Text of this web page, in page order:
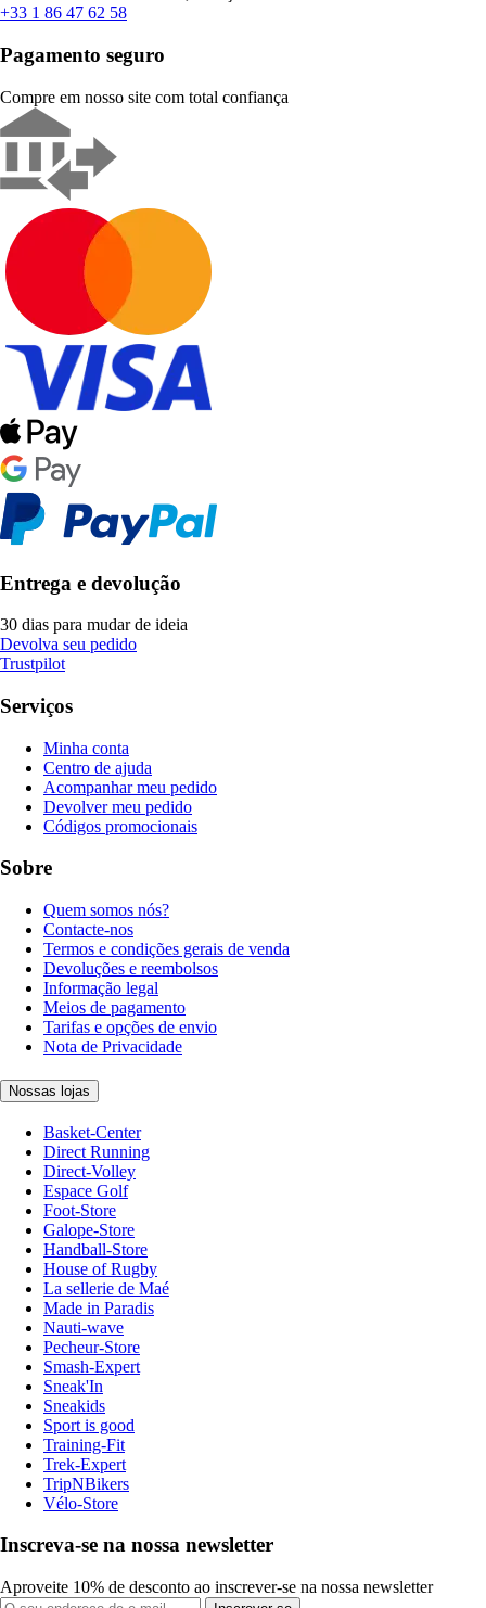
+33 1 86 47 62 58
Pagamento seguro
Compre em nosso site com total confiança
Entrega e devolução
30 dias para mudar de ideia
Devolva seu pedido
Trustpilot
Serviços
Minha conta
Centro de ajuda
Acompanhar meu pedido
Devolver meu pedido
Códigos promocionais
Sobre
Quem somos nós?
Contacte-nos
Termos e condições gerais de venda
Devoluções e reembolsos
Informação legal
Meios de pagamento
Tarifas e opções de envio
Nota de Privacidade
Nossas lojas
Basket-Center
Direct Running
Direct-Volley
Espace Golf
Foot-Store
Galope-Store
Handball-Store
House of Rugby
La sellerie de Maé
Made in Paradis
Nauti-wave
Pecheur-Store
Smash-Expert
Sneak'In
Sneakids
Sport is good
Training-Fit
Trek-Expert
TripNBikers
Vélo-Store
Inscreva-se na nossa newsletter
Aproveite 10% de desconto ao inscrever-se na nossa newsletter